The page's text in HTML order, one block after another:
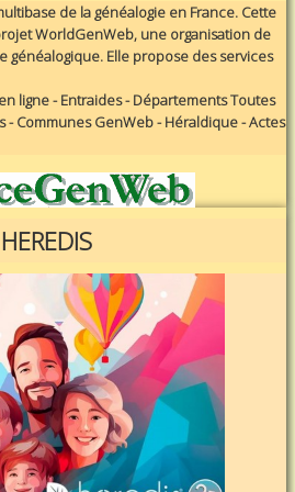
de la généalogie en France. Cette
WorldGenWeb, une organisation de
Elle propose des services
ligne - Entraides - Départements Toutes
- Communes GenWeb - Héraldique - Actes
HEREDIS